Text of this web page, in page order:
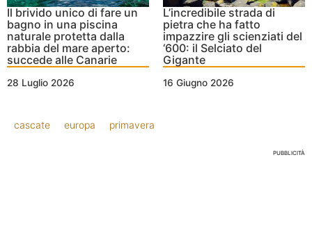
Il brivido unico di fare un
bagno in una piscina
naturale protetta dalla
rabbia del mare aperto:
succede alle Canarie
28 Luglio 2026
L’incredibile strada di
pietra che ha fatto
impazzire gli scienziati del
‘600: il Selciato del
Gigante
16 Giugno 2026
cascate europa primavera
PUBBLICITÀ